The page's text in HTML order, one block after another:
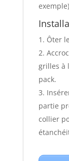
Ôter
grilles à
pack.
partie
collier